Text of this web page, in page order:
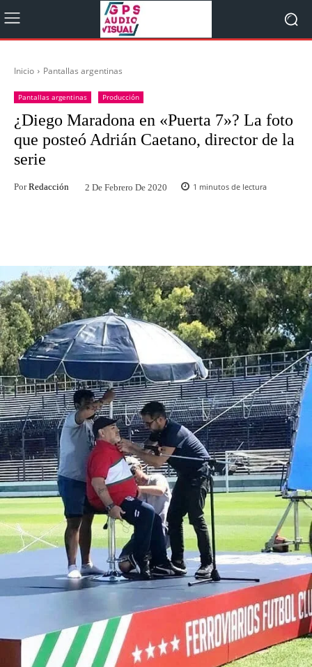
Inicio Pantallas argentinas
Pantallas argentinas Producción
¿Diego Maradona en «Puerta 7»? La foto
que posteó Adrián Caetano, director de la
serie
Por Redacción 2 De Febrero De 2020 1 minutos de lectura